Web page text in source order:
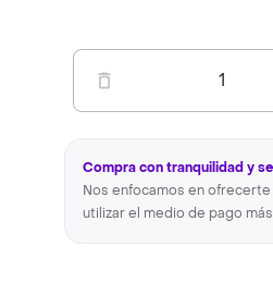
1
Compra con tranquilidad y
Nos enfocamos en
utilizar el medio de pago